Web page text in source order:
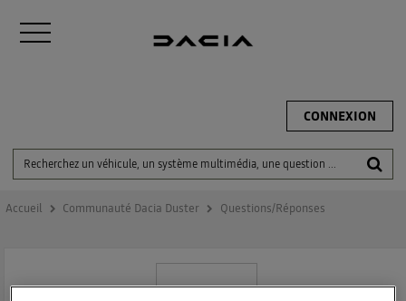
CONNEXION
Accueil Communauté Dacia Duster Questions/Réponses